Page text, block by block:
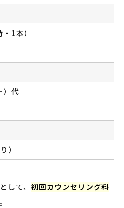
1本）
）代
）
して、初回カウンセリング料